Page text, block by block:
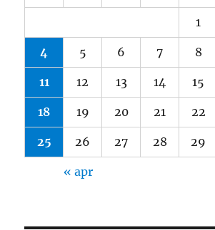
1
4 5 6 7 8
11 12 13 14 15
18 19 20 21 22
25 26 27 28 29
« apr